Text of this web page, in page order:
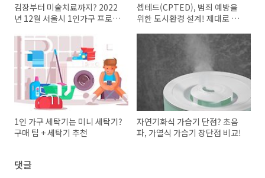
김장부터 미술치료까지? 2022
년 12월 서울시 1인가구 프로그
셉테드(CPTED), 범죄 예방을
위한 도시환경 설계! 제대로 알
1인 가구 세탁기는 미니 세탁기?
구매 팁 + 세탁기 추천
자연기화식 가습기 단점? 초음
파, 가열식 가습기 장단점 비교!
댓글